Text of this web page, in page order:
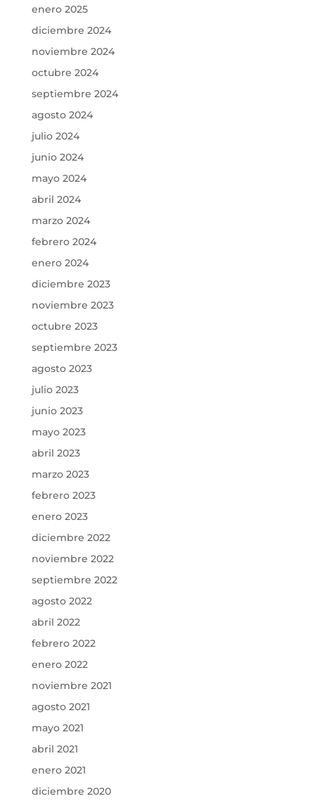
enero 2025
diciembre 2024
noviembre 2024
octubre 2024
septiembre 2024
agosto 2024
julio 2024
junio 2024
mayo 2024
abril 2024
marzo 2024
febrero 2024
enero 2024
diciembre 2023
noviembre 2023
octubre 2023
septiembre 2023
agosto 2023
julio 2023
junio 2023
mayo 2023
abril 2023
marzo 2023
febrero 2023
enero 2023
diciembre 2022
noviembre 2022
septiembre 2022
agosto 2022
abril 2022
febrero 2022
enero 2022
noviembre 2021
agosto 2021
mayo 2021
abril 2021
enero 2021
diciembre 2020